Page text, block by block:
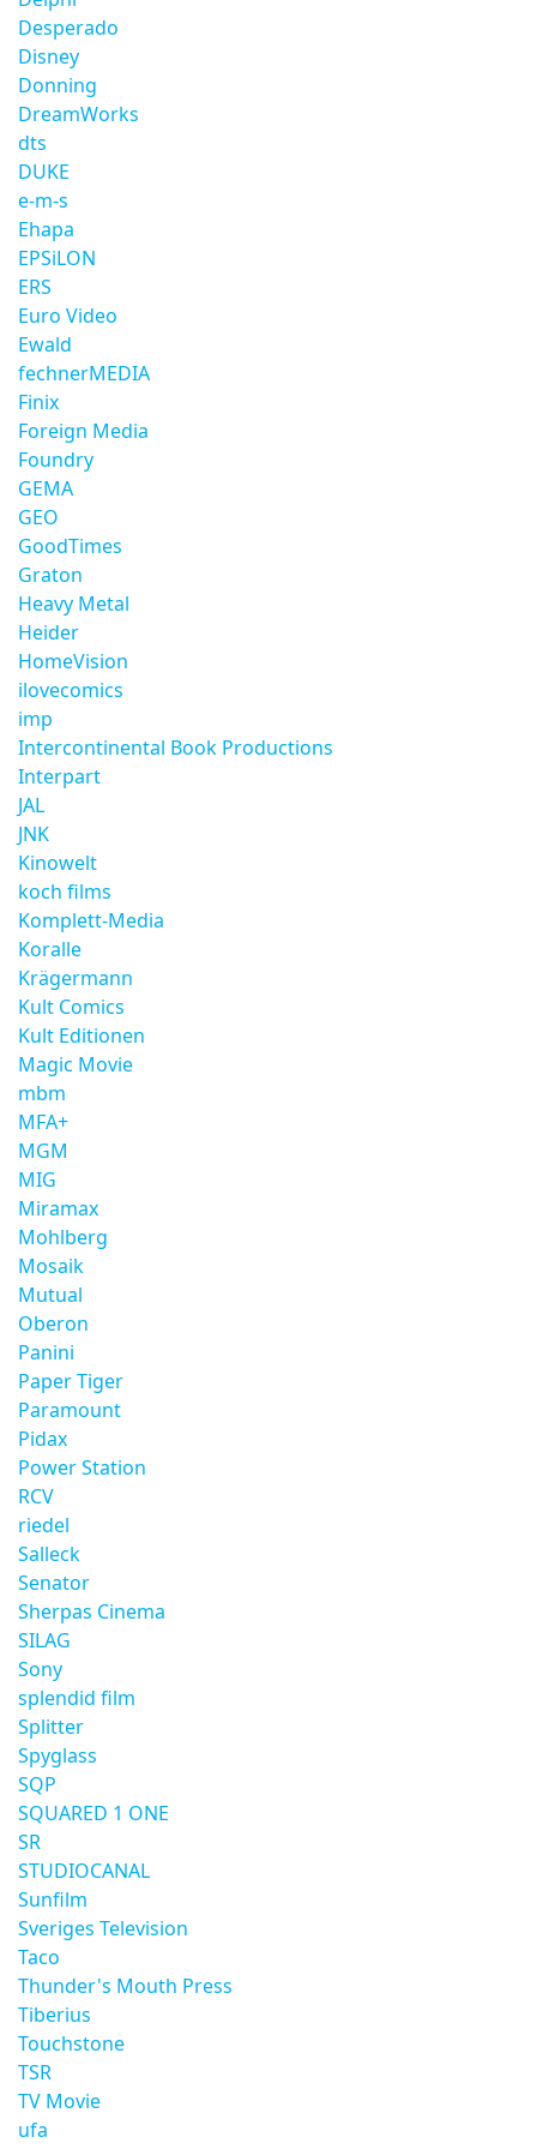
Desperado
Disney
Donning
DreamWorks
dts
DUKE
e-m-s
Ehapa
EPSiLON
ERS
Euro Video
Ewald
fechnerMEDIA
Finix
Foreign Media
Foundry
GEMA
GEO
GoodTimes
Graton
Heavy Metal
Heider
HomeVision
ilovecomics
imp
Intercontinental Book Productions
Interpart
JAL
JNK
Kinowelt
koch films
Komplett-Media
Koralle
Krägermann
Kult Comics
Kult Editionen
Magic Movie
mbm
MFA+
MGM
MIG
Miramax
Mohlberg
Mosaik
Mutual
Oberon
Panini
Paper Tiger
Paramount
Pidax
Power Station
RCV
riedel
Salleck
Senator
Sherpas Cinema
SILAG
Sony
splendid film
Splitter
Spyglass
SQP
SQUARED 1 ONE
SR
STUDIOCANAL
Sunfilm
Sveriges Television
Taco
Thunder's Mouth Press
Tiberius
Touchstone
TSR
TV Movie
ufa